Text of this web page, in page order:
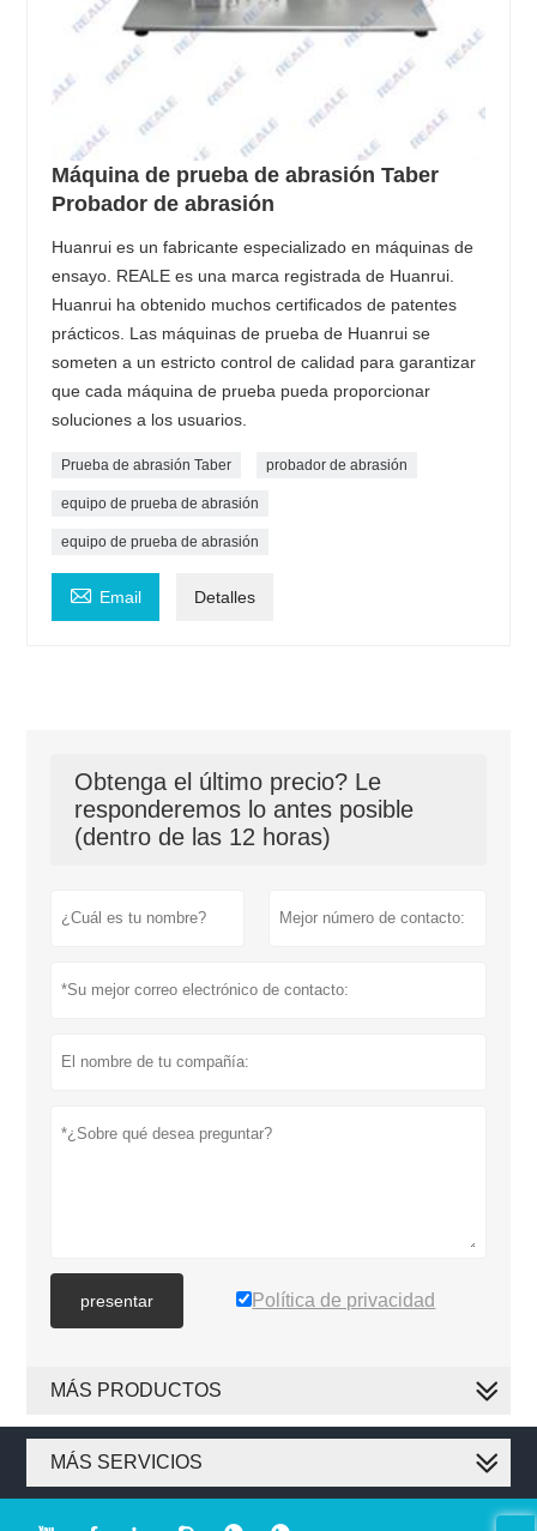
Máquina de prueba de abrasión Taber
Probador de abrasión
Huanrui es un fabricante especializado en máquinas de
ensayo. REALE es una marca registrada de Huanrui.
Huanrui ha obtenido muchos certificados de patentes
prácticos. Las máquinas de prueba de Huanrui se
someten a un estricto control de calidad para garantizar
que cada máquina de prueba pueda proporcionar
soluciones a los usuarios.
Prueba de abrasión Taber probador de abrasión
equipo de prueba de abrasión
equipo de prueba de abrasión
 Email Detalles
Obtenga el último precio? Le
responderemos lo antes posible
(dentro de las 12 horas)
presentar Política de privacidad
MÁS PRODUCTOS
MÁS SERVICIOS